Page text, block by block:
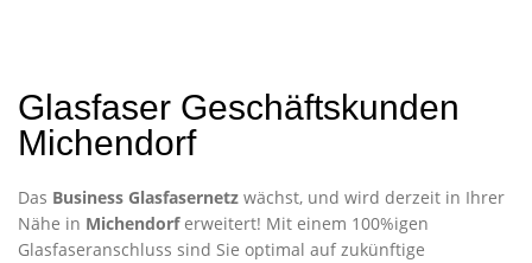
Glasfaser Geschäftskunden
Michendorf
Das Business Glasfasernetz wächst, und wird derzeit in Ihrer
Nähe in Michendorferweitert! Mit einem 100%igen
Glasfaseranschluss sind Sie optimal auf zukünftige